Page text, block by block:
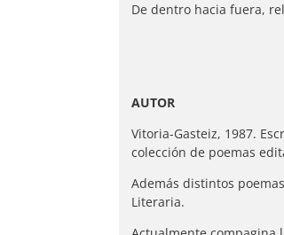
De dentro hacia fuera,
AUTOR
Vitoria-Gasteiz, 1987.
colección de poemas
Además distintos
Literaria.